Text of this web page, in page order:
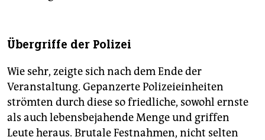
Übergriffe der Polizei
Wie sehr, zeigte sich nach dem Ende der
Veranstaltung. Gepanzerte Polizeieinheiten
strömten durch diese so friedliche, sowohl ernste
als auch lebensbejahende Menge und griffen
Leute heraus. Brutale Festnahmen, nicht selten